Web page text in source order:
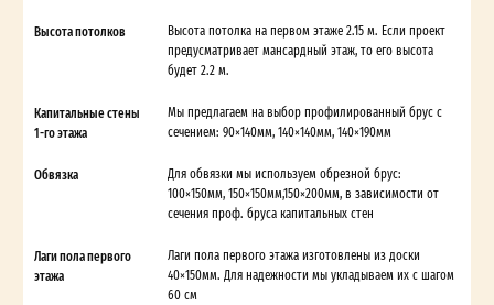
Высота потолков
Высота потолка на первом этаже 2.15 м. Если проект
предусматривает мансардный этаж, то его высота
будет 2.2 м.
Капитальные стены
1-го этажа
Мы предлагаем на выбор профилированный брус с
сечением: 90×140мм, 140×140мм, 140×190мм
Обвязка
Для обвязки мы используем обрезной брус:
100×150мм, 150×150мм,150×200мм, в зависимости от
сечения проф. бруса капитальных стен
Лаги пола первого
этажа
Лаги пола первого этажа изготовлены из доски
40×150мм. Для надежности мы укладываем их с шагом
60 см